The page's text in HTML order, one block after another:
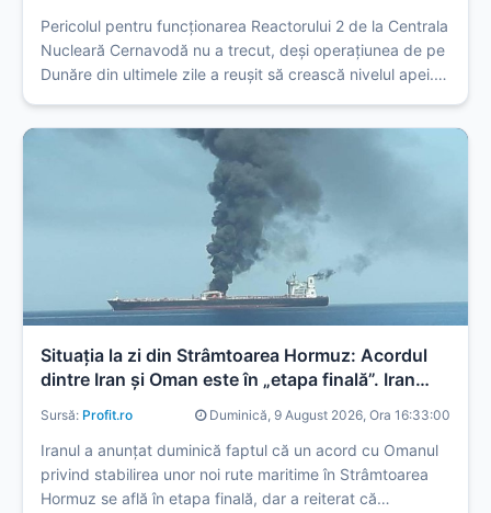
Pericolul pentru funcționarea Reactorului 2 de la Centrala
Nucleară Cernavodă nu a trecut, deși operațiunea de pe
Dunăre din ultimele zile a reușit să crească nivelul apei.
Situația la zi din Strâmtoarea Hormuz: Acordul
dintre Iran și Oman este în „etapa finală”. Iran
pune condiții: SUA trebuie să deschidă
strâmtoarea. Cer despăgubiri și ridicarea
sancțiunilor
Sursă: Profit.ro Duminică, 9 August 2026, Ora 16:33:00
Iranul a anunțat duminică faptul că un acord cu Omanul
privind stabilirea unor noi rute maritime în Strâmtoarea
Hormuz se află în etapa finală, dar a reiterat că